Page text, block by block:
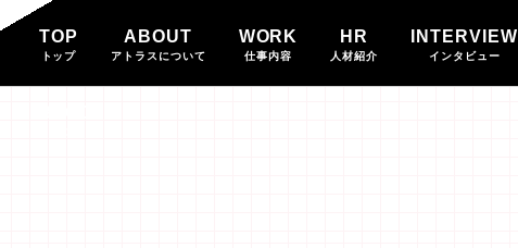
TOP
トップ
ABOUT
アトラスについて
WORK
仕事内容
HR
人材紹介
INTERVIEW
インタビュー